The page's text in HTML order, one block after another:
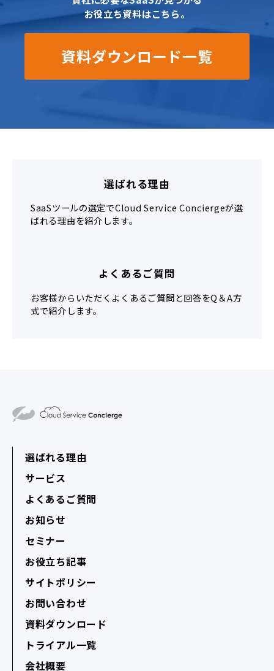
お役立ち資料はこちら。
資料ダウンロード一覧
選ばれる理由
SaaSツールの選定でCloud Service Conciergeが選
ばれる理由を紹介します。
よくあるご質問
お客様からいただくよくあるご質問と回答をQ＆A方
式で紹介します。
選ばれる理由
サービス
よくあるご質問
お知らせ
セミナー
お役立ち記事
サイトポリシー
お問い合わせ
資料ダウンロード
トライアル一覧
会社概要